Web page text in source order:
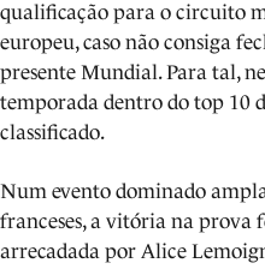
qualificação para o circuito
europeu, caso não consiga
presente Mundial. Para tal,
temporada dentro do top 10
classificado.
Num evento dominado
franceses, a vitória na prova
arrecadada por Alice